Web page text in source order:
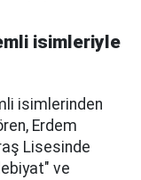
isimleriyle
isimlerinden
Erdem
Lisesinde
ve